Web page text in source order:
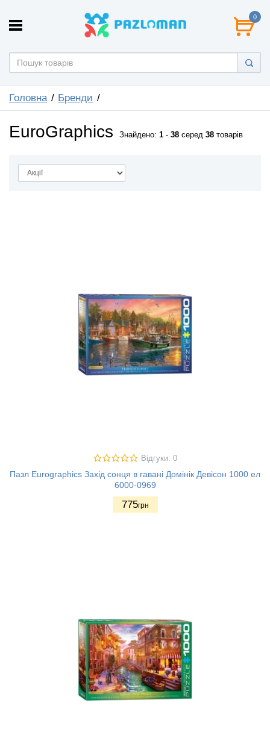
0
Головна Бренди
EuroGraphics Знайдено: 1 - 38 серед 38 товарів
Відгуки: 0
Пазл Eurographics Захід сонця в гавані Домінік Девісон 1000 ел
6000-0969
775грн